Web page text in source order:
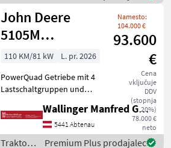
Getriebe mit Powershuttle
Lamborghini
John Deere
5105M
PowrQuad Plus
Namesto:
104.000 €
93.600
€
Cena
vključuje
DDV
(stopnja
20%)
78.000 €
neto
110 KM/81 kW
L. pr. 2026
PowerQuad Getriebe mit 4
Lastschaltgruppen und
Haupt und
Zusatzscheinwerfer
Zusatzscheinwerfer über
Wallinger Manfred GmbH.
5441 Abtenau
Traktor /
Premium Plus prodajalec